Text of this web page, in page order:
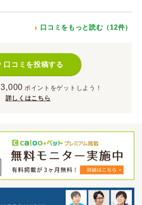
口コミをもっと読む（12件）
口コミを投稿する
3,000 ポイント をゲットしよう！
詳しくはこちら